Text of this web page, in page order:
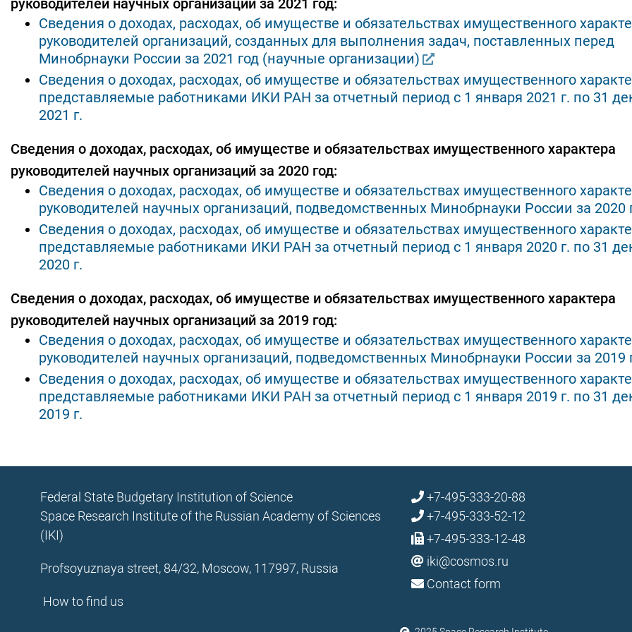
руководителей научных организаций за 2021 год:
Сведения о доходах, расходах, об имуществе и обязательствах имущественного
руководителей организаций, созданных для выполнения задач, поставленных перед
Минобрнауки России за 2021 год (научные организации)
Сведения о доходах, расходах, об имуществе и обязательствах имущественного
представляемые работниками ИКИ РАН за отчетный период с 1 января 2021 г. по 31
2021 г.
Сведения о доходах, расходах, об имуществе и обязательствах имущественного характера
руководителей научных организаций за 2020 год:
Сведения о доходах, расходах, об имуществе и обязательствах имущественного
руководителей научных организаций, подведомственных Минобрнауки России за 2020
Сведения о доходах, расходах, об имуществе и обязательствах имущественного
представляемые работниками ИКИ РАН за отчетный период с 1 января 2020 г. по 31
2020 г.
Сведения о доходах, расходах, об имуществе и обязательствах имущественного характера
руководителей научных организаций за 2019 год:
Сведения о доходах, расходах, об имуществе и обязательствах имущественного
руководителей научных организаций, подведомственных Минобрнауки России за 2019
Сведения о доходах, расходах, об имуществе и обязательствах имущественного
представляемые работниками ИКИ РАН за отчетный период с 1 января 2019 г. по 31
2019 г.
Federal State Budgetary Institution of Science
Space Research Institute of the Russian Academy of Sciences
(IKI)
Profsoyuznaya street, 84/32, Moscow, 117997, Russia
How to find us
+7-495-333-20-88
+7-495-333-52-12
+7-495-333-12-48
iki@cosmos.ru
Contact form